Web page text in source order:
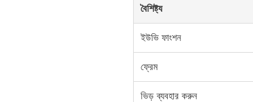
বৈশিষ্ট্য
ইউভি ফাংশন
ফ্রেম
ভিড় ব্যবহার করুন